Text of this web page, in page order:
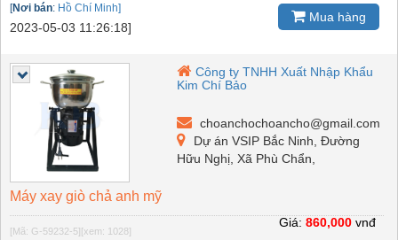
[Nơi bán: Hồ Chí Minh]
2023-05-03 11:26:18]
Mua hàng
Công ty TNHH Xuất Nhập Khẩu
Kim Chí Bảo
choanchochoancho@gmail.com
Dự án VSIP Bắc Ninh, Đường
Hữu Nghị, Xã Phù Chẩn,
Máy xay giò chả anh mỹ
[Mã: G-59232-5][xem: 1028]
Giá: 860,000 vnđ